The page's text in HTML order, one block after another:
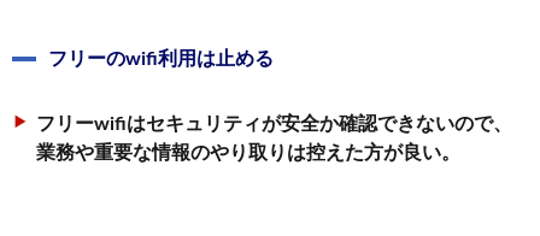
フリーのwifi利用は止める
フリーwifiはセキュリティが安全か確認できないので、
業務や重要な情報のやり取りは控えた方が良い。